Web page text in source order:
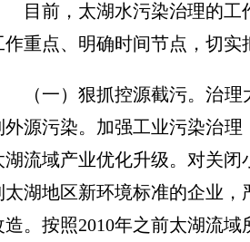
前，太湖水污染治理的工作
作重点、明确时间节点，切实
一）狠抓控源截污。治理太
外源污染。加强工业污染治
湖流域产业优化升级。对关
太湖地区新环境标准的企业
造。按照2010年之前太湖流